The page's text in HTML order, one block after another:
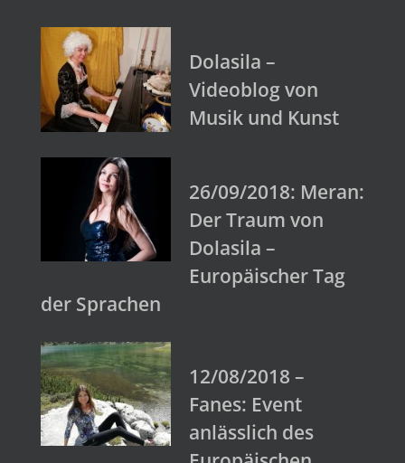
Dolasila –
Videoblog von
Musik und Kunst
26/09/2018: Meran:
Der Traum von
Dolasila –
Europäischer Tag
der Sprachen
12/08/2018 –
Fanes: Event
anlässlich des